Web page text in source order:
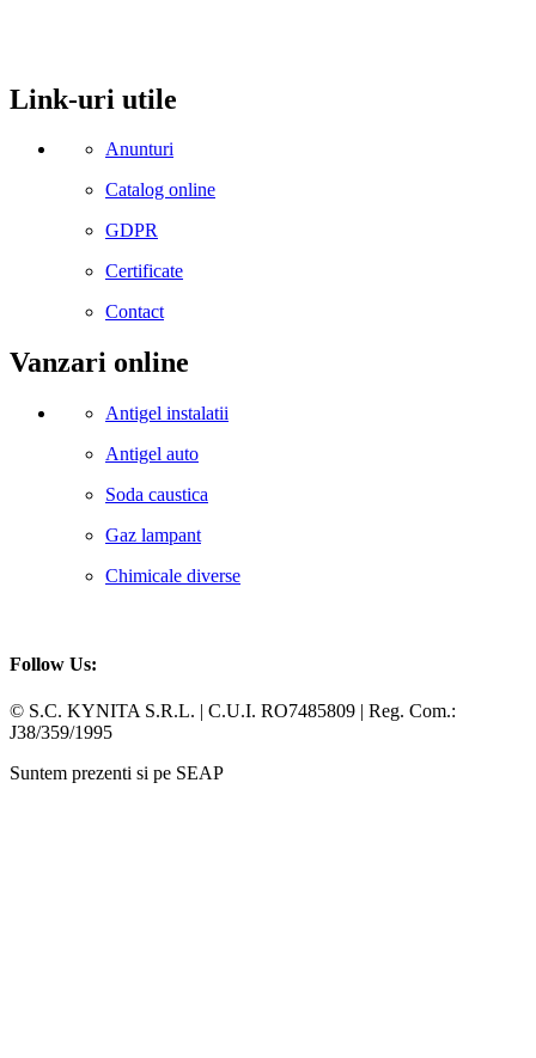
Link-uri utile
Anunturi
Catalog online
GDPR
Certificate
Contact
Vanzari online
Antigel instalatii
Antigel auto
Soda caustica
Gaz lampant
Chimicale diverse
Follow Us:
Facebook
Whatsapp
© S.C. KYNITA S.R.L. | C.U.I. RO7485809 | Reg. Com.:
J38/359/1995
Suntem prezenti si pe SEAP